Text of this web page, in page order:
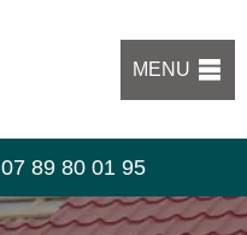
MENU
07 89 80 01 95